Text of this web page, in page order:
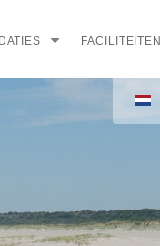
FACILITEITEN